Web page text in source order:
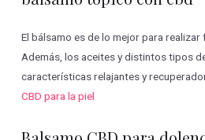
El bálsamo es de lo mejor para realizar
Además, los aceites y distintos tipos
características relajantes y
CBD para la piel